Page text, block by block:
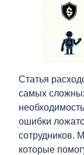
Статья
самых
ошибки
сотрудников.
которые